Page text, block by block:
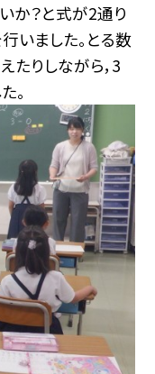
か？と式が2通り
いました。とる数
たりしながら，3
。